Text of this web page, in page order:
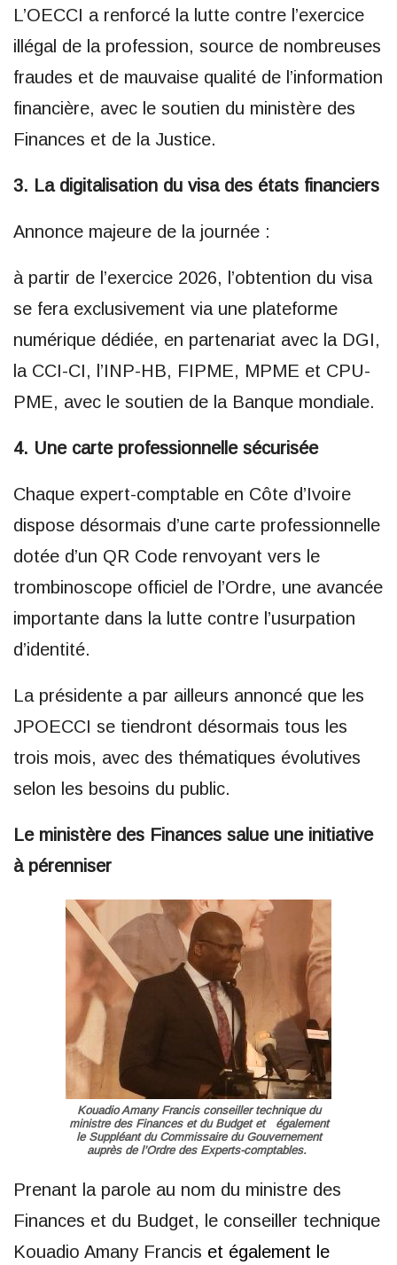
L’OECCI a renforcé la lutte contre l’exercice
illégal de la profession, source de nombreuses
fraudes et de mauvaise qualité de l’information
financière, avec le soutien du ministère des
Finances et de la Justice.
3. La digitalisation du visa des états financiers
Annonce majeure de la journée :
à partir de l’exercice 2026, l’obtention du visa
se fera exclusivement via une plateforme
numérique dédiée, en partenariat avec la DGI,
la CCI-CI, l’INP-HB, FIPME, MPME et CPU-
PME, avec le soutien de la Banque mondiale.
4. Une carte professionnelle sécurisée
Chaque expert-comptable en Côte d’Ivoire
dispose désormais d’une carte professionnelle
dotée d’un QR Code renvoyant vers le
trombinoscope officiel de l’Ordre, une avancée
importante dans la lutte contre l’usurpation
d’identité.
La présidente a par ailleurs annoncé que les
JPOECCI se tiendront désormais tous les
trois mois, avec des thématiques évolutives
selon les besoins du public.
Le ministère des Finances salue une initiative
à pérenniser
Kouadio Amany Francis conseiller technique du
ministre des Finances et du Budget et également
le Suppléant du Commissaire du Gouvernement
auprès de l’Ordre des Experts-comptables.
Prenant la parole au nom du ministre des
Finances et du Budget, le conseiller technique
Kouadio Amany Francis et également le